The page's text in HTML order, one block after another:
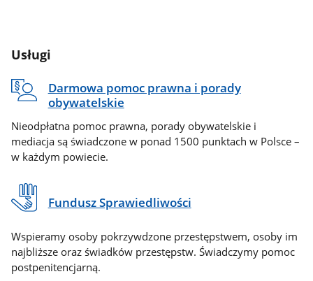
Usługi
Darmowa pomoc prawna i porady
obywatelskie
Nieodpłatna pomoc prawna, porady obywatelskie i
mediacja są świadczone w ponad 1500 punktach w Polsce –
w każdym powiecie.
Fundusz Sprawiedliwości
Wspieramy osoby pokrzywdzone przestępstwem, osoby im
najbliższe oraz świadków przestępstw. Świadczymy pomoc
postpenitencjarną.